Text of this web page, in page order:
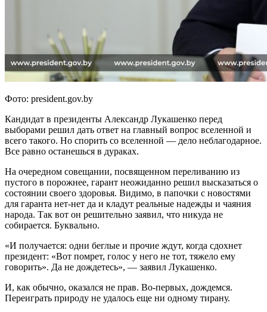
Фото: president.gov.by
Кандидат в президенты Александр Лукашенко перед
выборами решил дать ответ на главный вопрос вселенной и
всего такого. Но спорить со вселенной — дело неблагодарное.
Все равно останешься в дураках.
На очередном совещании, посвященном переливанию из
пустого в порожнее, гарант неожиданно решил высказаться о
состоянии своего здоровья. Видимо, в папочки с новостями
для гаранта нет-нет да и кладут реальные надежды и чаяния
народа. Так вот он решительно заявил, что никуда не
собирается. Буквально.
«И получается: одни беглые и прочие ждут, когда сдохнет
президент: «Вот помрет, голос у него не тот, тяжело ему
говорить». Да не дождетесь», — заявил Лукашенко.
И, как обычно, оказался не прав. Во-первых, дождемся.
Переиграть природу не удалось еще ни одному тирану.